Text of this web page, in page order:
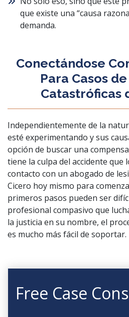
que existe una “causa
demanda.
Conectándose
Para Casos
Catastróficas
Independientemente de la
esté experimentando y sus
opción de buscar una
tiene la culpa del accidente que
contacto con un abogado de
Cicero hoy mismo para
primeros pasos pueden ser
profesional compasivo que
la justicia en su nombre, el
es mucho más fácil de soportar.
Free Case